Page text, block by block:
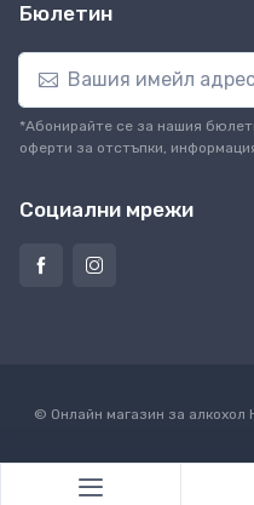
Бюлетин
*Абонирайте се за нашия
оферти за отстъпки,
Социални мрежи
© Онлайн магазин за алкохол